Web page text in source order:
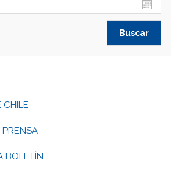
CHILE
BOLETÍN